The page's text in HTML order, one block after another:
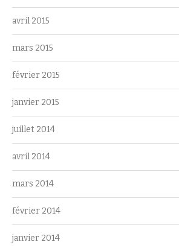
avril 2015
mars 2015
février 2015
janvier 2015
juillet 2014
avril 2014
mars 2014
février 2014
janvier 2014